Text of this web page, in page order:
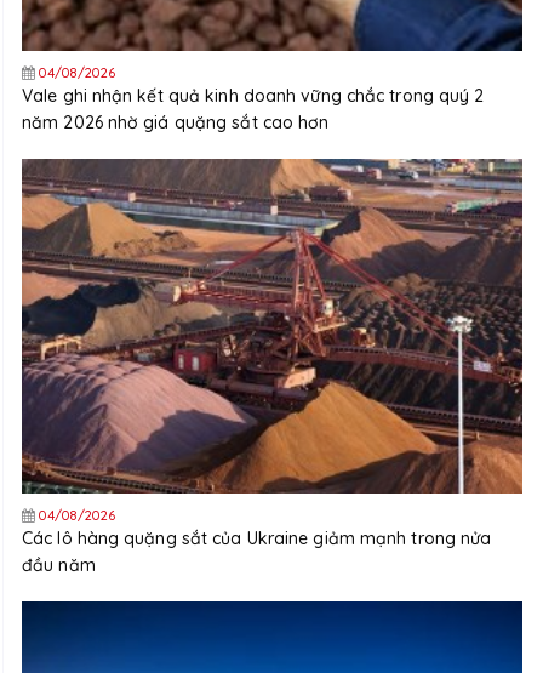
04/08/2026
Vale ghi nhận kết quả kinh doanh vững chắc trong quý 2
năm 2026 nhờ giá quặng sắt cao hơn
04/08/2026
Các lô hàng quặng sắt của Ukraine giảm mạnh trong nửa
đầu năm